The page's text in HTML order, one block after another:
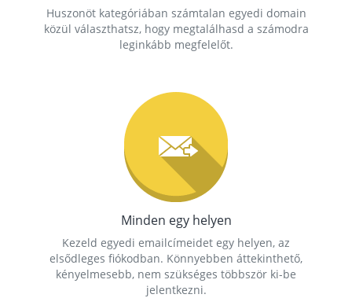
Huszonöt kategóriában számtalan egyedi domain
közül választhatsz, hogy megtalálhasd a számodra
leginkább megfelelőt.
Minden egy helyen
Kezeld egyedi emailcímeidet egy helyen, az
elsődleges fiókodban. Könnyebben áttekinthető,
kényelmesebb, nem szükséges többször ki-be
jelentkezni.